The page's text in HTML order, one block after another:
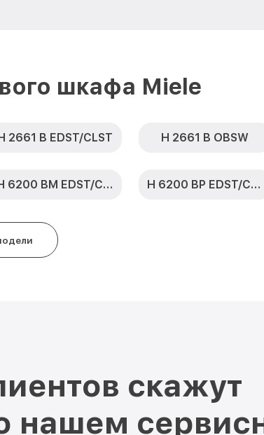
шкафа Miele
2661 B EDST/CLST H 2661 B OBSW
H 6200 BM EDST/CLST H 6200 BP EDST/CLST
скажут
нашем